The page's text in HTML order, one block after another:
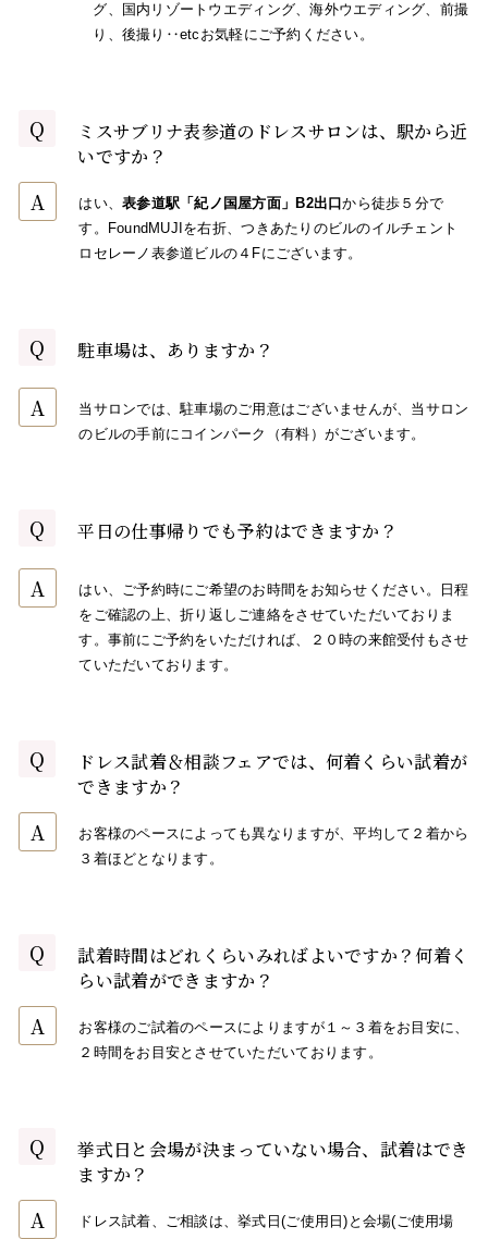
グ、国内リゾートウエディング、海外ウエディング、前撮
り、後撮り‥etcお気軽にご予約ください。
Q
ミスサブリナ表参道のドレスサロンは、駅から近
いですか？
A はい、表参道駅「紀ノ国屋方面」B2出口から徒歩５分で
す。FoundMUJIを右折、つきあたりのビルのイルチェント
ロセレーノ表参道ビルの４Fにございます。
Q 駐車場は、ありますか？
A
当サロンでは、駐車場のご用意はございませんが、当サロン
のビルの手前にコインパーク（有料）がございます。
Q 平日の仕事帰りでも予約はできますか？
A
はい、ご予約時にご希望のお時間をお知らせください。日程
をご確認の上、折り返しご連絡をさせていただいておりま
す。事前にご予約をいただければ、２０時の来館受付もさせ
ていただいております。
Q
ドレス試着＆相談フェアでは、何着くらい試着が
できますか？
A
お客様のペースによっても異なりますが、平均して２着から
３着ほどとなります。
Q
試着時間はどれくらいみればよいですか？何着く
らい試着ができますか？
A
お客様のご試着のペースによりますが１～３着をお目安に、
２時間をお目安とさせていただいております。
Q
挙式日と会場が決まっていない場合、試着はでき
ますか？
A
ドレス試着、ご相談は、挙式日(ご使用日)と会場(ご使用場